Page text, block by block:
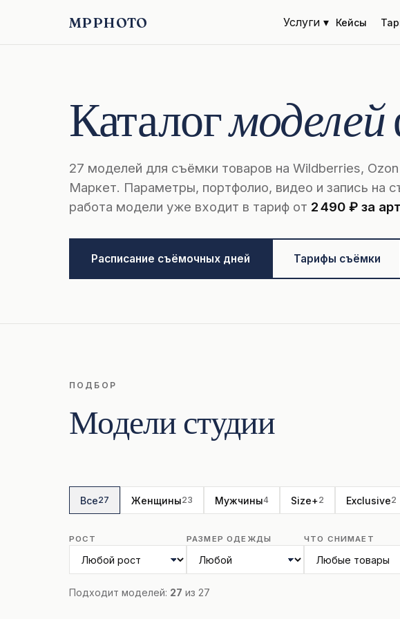
MPPHOTO Услуги ▾ Кейсы
Каталогмоделей
27 моделей для съёмки товаров на Wildberries,
Маркет. Параметры, портфолио, видео и запись на
работа модели уже входит в тариф от 2 490 ₽ за
Расписание съёмочных дней Тарифы съёмки
ПОДБОР
Модели студии
Все27 Женщины23 Мужчины4 Size+2 Exclusive2
РОСТ РАЗМЕР ОДЕЖДЫ ЧТО СНИМАЕТ
Подходит моделей: 27 из 27